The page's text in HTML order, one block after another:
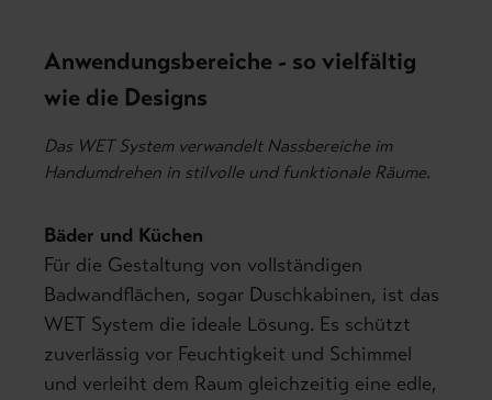
Anwendungsbereiche - so vielfältig
wie die Designs
Das WET System verwandelt Nassbereiche im
Handumdrehen in stilvolle und funktionale Räume.
Bäder und Küchen
Für die Gestaltung von vollständigen
Badwandflächen, sogar Duschkabinen, ist das
WET System die ideale Lösung. Es schützt
zuverlässig vor Feuchtigkeit und Schimmel
und verleiht dem Raum gleichzeitig eine edle,